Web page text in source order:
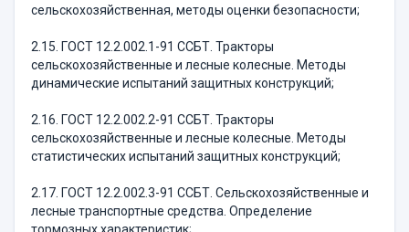
сельскохозяйственная, методы оценки безопасности;
2.15. ГОСТ 12.2.002.1-91 ССБТ. Тракторы
сельскохозяйственные и лесные колесные. Методы
динамические испытаний защитных конструкций;
2.16. ГОСТ 12.2.002.2-91 ССБТ. Тракторы
сельскохозяйственные и лесные колесные. Методы
статистических испытаний защитных конструкций;
2.17. ГОСТ 12.2.002.3-91 ССБТ. Сельскохозяйственные и
лесные транспортные средства. Определение